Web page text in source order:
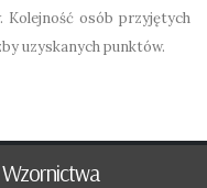
Kolejność osób przyjętych
uzyskanych punktów.